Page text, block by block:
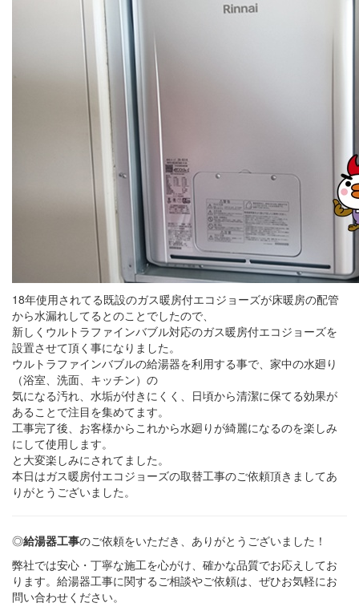
18年使用されてる既設のガス暖房付エコジョーズが床暖房の配管
から水漏れしてるとのことでしたので、
新しくウルトラファインバブル対応のガス暖房付エコジョーズを
設置させて頂く事になりました。
ウルトラファインバブルの給湯器を利用する事で、家中の水廻り
（浴室、洗面、キッチン）の
気になる汚れ、水垢が付きにくく、日頃から清潔に保てる効果が
あることで注目を集めてます。
工事完了後、お客様からこれから水廻りが綺麗になるのを楽しみ
にして使用します。
と大変楽しみにされてました。
本日はガス暖房付エコジョーズの取替工事のご依頼頂きましてあ
りがとうございました。
◎給湯器工事のご依頼をいただき、ありがとうございました！
弊社では安心・丁寧な施工を心がけ、確かな品質でお応えしてお
ります。給湯器工事に関するご相談やご依頼は、ぜひお気軽にお
問い合わせください。